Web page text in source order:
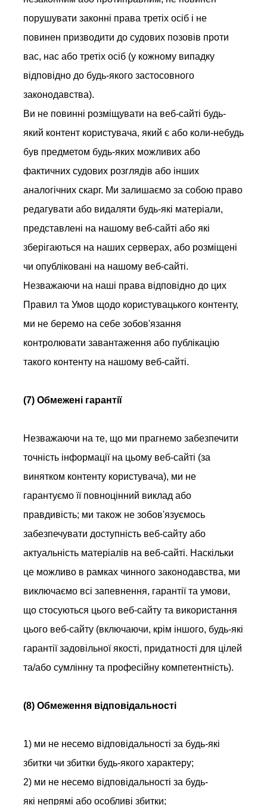
порушувати законні права третіх осіб і не
повинен призводити до судових позовів проти
вас, нас або третіх осіб (у кожному випадку
відповідно до будь-якого застосовного
законодавства).
Ви не повинні розміщувати на веб-сайті будь-
який контент користувача, який є або коли-небудь
був предметом будь-яких можливих або
фактичних судових розглядів або інших
аналогічних скарг. Ми залишаємо за собою право
редагувати або видаляти будь-які матеріали,
представлені на нашому веб-сайті або які
зберігаються на наших серверах, або розміщені
чи опубліковані на нашому веб-сайті.
Незважаючи на наші права відповідно до цих
Правил та Умов щодо користувацького контенту,
ми не беремо на себе зобов'язання
контролювати завантаження або публікацію
такого контенту на нашому веб-сайті.
(7) Обмежені гарантії
Незважаючи на те, що ми прагнемо забезпечити
точність інформації на цьому веб-сайті (за
винятком контенту користувача), ми не
гарантуємо її повноцінний виклад або
правдивість; ми також не зобов'язуємось
забезпечувати доступність веб-сайту або
актуальність матеріалів на веб-сайті. Наскільки
це можливо в рамках чинного законодавства, ми
виключаємо всі запевнення, гарантії та умови,
що стосуються цього веб-сайту та використання
цього веб-сайту (включаючи, крім іншого, будь-які
гарантії задовільної якості, придатності для цілей
та/або сумлінну та професійну компетентність).
(8) Обмеження відповідальності
1) ми не несемо відповідальності за будь-які
збитки чи збитки будь-якого характеру;
2) ми не несемо відповідальності за будь-
які непрямі або особливі збитки;